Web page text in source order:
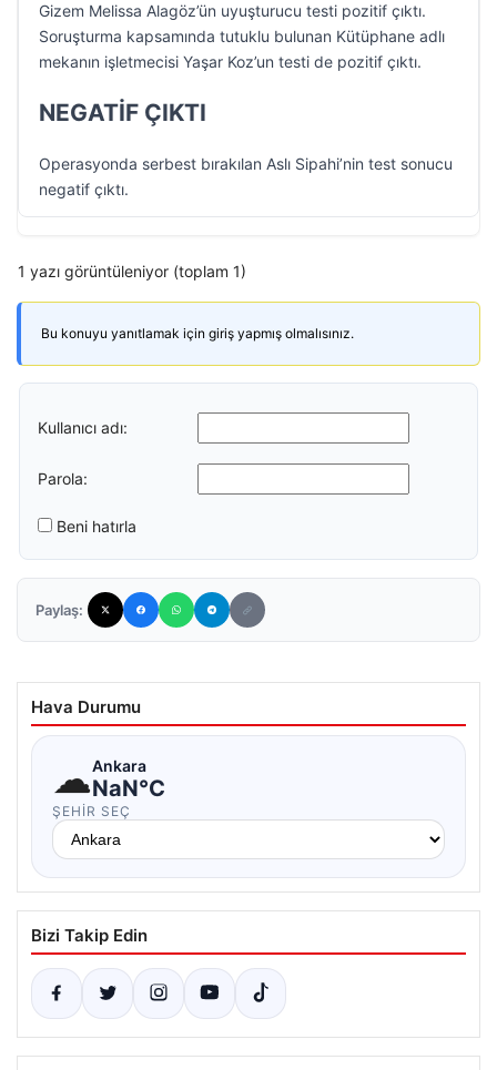
Gizem Melissa Alagöz’ün uyuşturucu testi pozitif çıktı.
Soruşturma kapsamında tutuklu bulunan Kütüphane adlı
mekanın işletmecisi Yaşar Koz’un testi de pozitif çıktı.
NEGATİF ÇIKTI
Operasyonda serbest bırakılan Aslı Sipahi’nin test sonucu
negatif çıktı.
1 yazı görüntüleniyor (toplam 1)
Bu konuyu yanıtlamak için giriş yapmış olmalısınız.
Kullanıcı adı:
Parola:
Beni hatırla
Paylaş:
Hava Durumu
☁Ankara
NaN°C
ŞEHIR SEÇ
Bizi Takip Edin